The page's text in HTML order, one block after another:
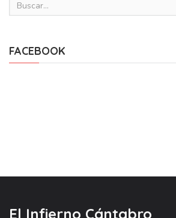
FACEBOOK
El Infierno Cántabro